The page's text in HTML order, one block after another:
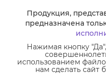
Продукция,
предназначена
Нажимая кнопку
использованием
нам сделать сайт